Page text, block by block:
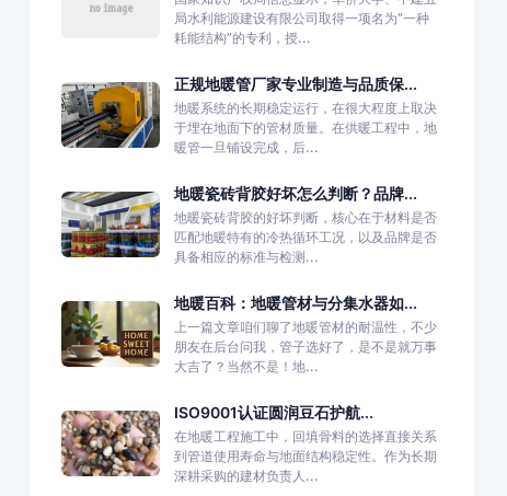
局水利能源建设有限公司取得一项名为“一种
耗能结构”的专利，授...
正规地暖管厂家专业制造与品质保...
地暖系统的长期稳定运行，在很大程度上取决
于埋在地面下的管材质量。在供暖工程中，地
暖管一旦铺设完成，后...
地暖瓷砖背胶好坏怎么判断？品牌...
地暖瓷砖背胶的好坏判断，核心在于材料是否
匹配地暖特有的冷热循环工况，以及品牌是否
具备相应的标准与检测...
地暖百科：地暖管材与分集水器如...
上一篇文章咱们聊了地暖管材的耐温性，不少
朋友在后台问我，管子选好了，是不是就万事
大吉了？当然不是！地...
ISO9001认证圆润豆石护航...
在地暖工程施工中，回填骨料的选择直接关系
到管道使用寿命与地面结构稳定性。作为长期
深耕采购的建材负责人...